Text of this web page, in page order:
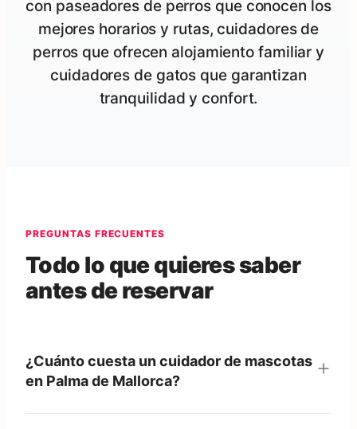
con paseadores de perros que conocen los
mejores horarios y rutas, cuidadores de
perros que ofrecen alojamiento familiar y
cuidadores de gatos que garantizan
tranquilidad y confort.
PREGUNTAS FRECUENTES
Todo lo que quieres saber
antes de reservar
¿Cuánto cuesta un cuidador de mascotas
en Palma de Mallorca?